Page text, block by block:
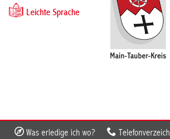
Leichte Sprache
Was erledige ich wo?